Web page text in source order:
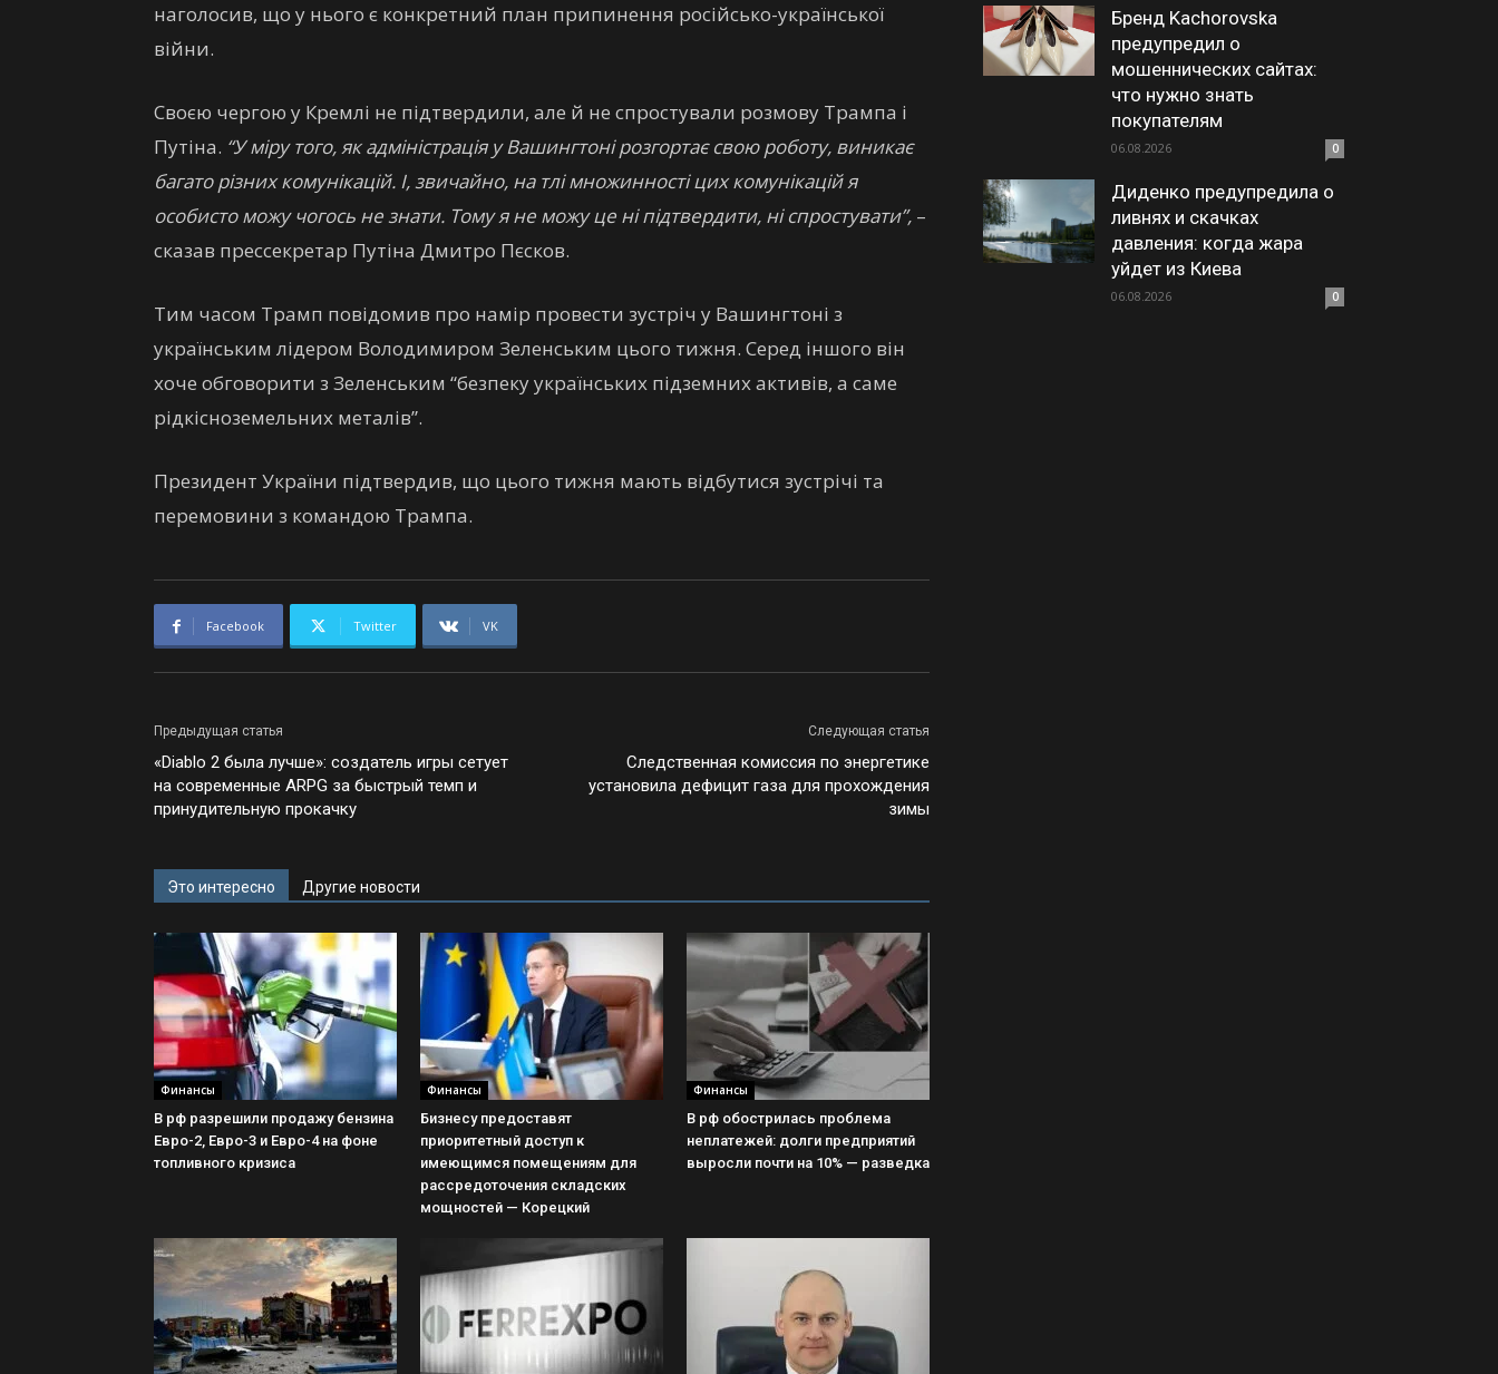
наголосив, що у нього є конкретний план припинення російсько-української
війни.
Своєю чергою у Кремлі не підтвердили, але й не спростували розмову Трампа і
Путіна. “У міру того, як адміністрація у Вашингтоні розгортає свою роботу, виникає
багато різних комунікацій. І, звичайно, на тлі множинності цих комунікацій я
особисто можу чогось не знати. Тому я не можу це ні підтвердити, ні спростувати”, –
сказав прессекретар Путіна Дмитро Пєсков.
Тим часом Трамп повідомив про намір провести зустріч у Вашингтоні з
українським лідером Володимиром Зеленським цього тижня. Серед іншого він
хоче обговорити з Зеленським “безпеку українських підземних активів, а саме
рідкісноземельних металів”.
Президент України підтвердив, що цього тижня мають відбутися зустрічі та
перемовини з командою Трампа.
Facebook Twitter VK
Предыдущая статья
«Diablo 2 была лучше»: создатель игры сетует
на современные ARPG за быстрый темп и
принудительную прокачку
Следующая статья
Следственная комиссия по энергетике
установила дефицит газа для прохождения
зимы
Это интересно Другие новости
Финансы
В рф разрешили продажу бензина
Евро-2, Евро-3 и Евро-4 на фоне
топливного кризиса
Финансы
Бизнесу предоставят
приоритетный доступ к
имеющимся помещениям для
рассредоточения складских
мощностей — Корецкий
Финансы
В рф обострилась проблема
неплатежей: долги предприятий
выросли почти на 10% — разведка
Бренд Kachorovska
предупредил о
мошеннических сайтах:
что нужно знать
покупателям
06.08.2026 0
Диденко предупредила о
ливнях и скачках
давления: когда жара
уйдет из Киева
06.08.2026 0